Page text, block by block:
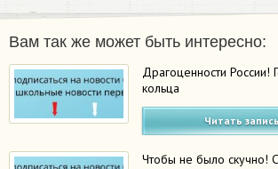
Вам так же может быть интересно:
Драгоценности России!
кольца
Читать
Чтобы не было скучно!